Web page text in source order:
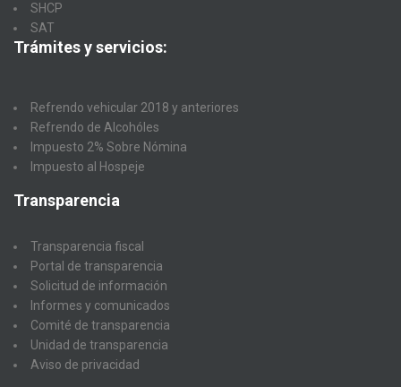
SHCP
SAT
Trámites y servicios:
Refrendo vehicular 2018 y anteriores
Refrendo de Alcohóles
Impuesto 2% Sobre Nómina
Impuesto al Hospeje
Transparencia
Transparencia fiscal
Portal de transparencia
Solicitud de información
Informes y comunicados
Comité de transparencia
Unidad de transparencia
Aviso de privacidad